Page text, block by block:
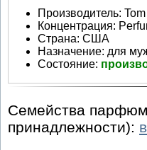
Производитель:
Концентрация:
Страна: США
Назначение: для
Состояние:
Семейства
принадлежности):